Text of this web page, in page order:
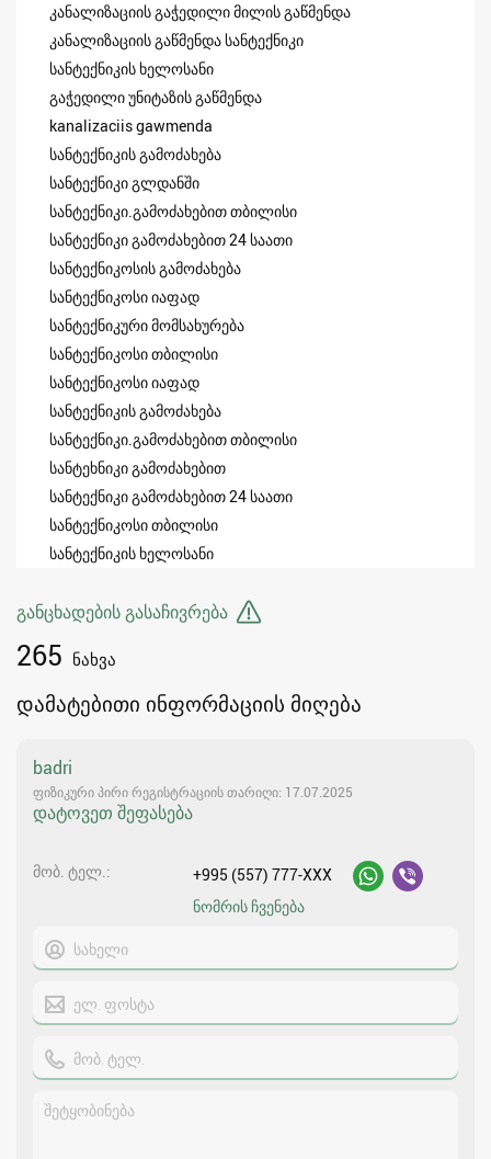
კანალიზაციის გაჭედილი მილის გაწმენდა
კანალიზაციის გაწმენდა სანტექნიკი
სანტექნიკის ხელოსანი
გაჭედილი უნიტაზის გაწმენდა
kanalizaciis gawmenda
სანტექნიკის გამოძახება
სანტექნიკი გლდანში
სანტექნიკი.გამოძახებით თბილისი
სანტექნიკი გამოძახებით 24 საათი
სანტექნიკოსის გამოძახება
სანტექნიკოსი იაფად
სანტექნიკური მომსახურება
სანტექნიკოსი თბილისი
სანტექნიკოსი იაფად
სანტექნიკის გამოძახება
სანტექნიკი.გამოძახებით თბილისი
სანტეხნიკი გამოძახებით
სანტექნიკი გამოძახებით 24 საათი
სანტექნიკოსი თბილისი
სანტექნიკის ხელოსანი
განცხადების გასაჩივრება
265 ნახვა
დამატებითი ინფორმაციის მიღება
badri
ფიზიკური პირი რეგისტრაციის თარიღი: 17.07.2025
დატოვეთ შეფასება
მობ. ტელ.
+995 (557) 777-XXX
ნომრის ჩვენება